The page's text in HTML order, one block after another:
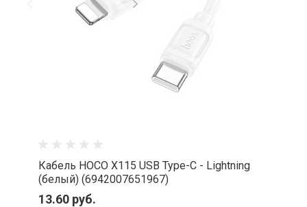
Кабель HOCO X115 USB Type-C - Lightning
(белый) (6942007651967)
13.60 руб.